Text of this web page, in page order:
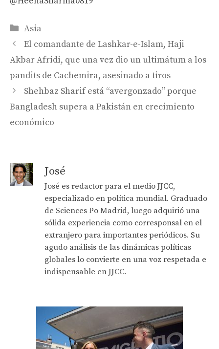
Categories
Asia
El comandante de Lashkar-e-Islam, Haji
Akbar Afridi, que una vez dio un ultimátum a los
pandits de Cachemira, asesinado a tiros
Shehbaz Sharif está “avergonzado” porque
Bangladesh supera a Pakistán en crecimiento
económico
José
José es redactor para el medio JJCC,
especializado en política mundial. Graduado
de Sciences Po Madrid, luego adquirió una
sólida experiencia como corresponsal en el
extranjero para importantes periódicos. Su
agudo análisis de las dinámicas políticas
globales lo convierte en una voz respetada e
indispensable en JJCC.